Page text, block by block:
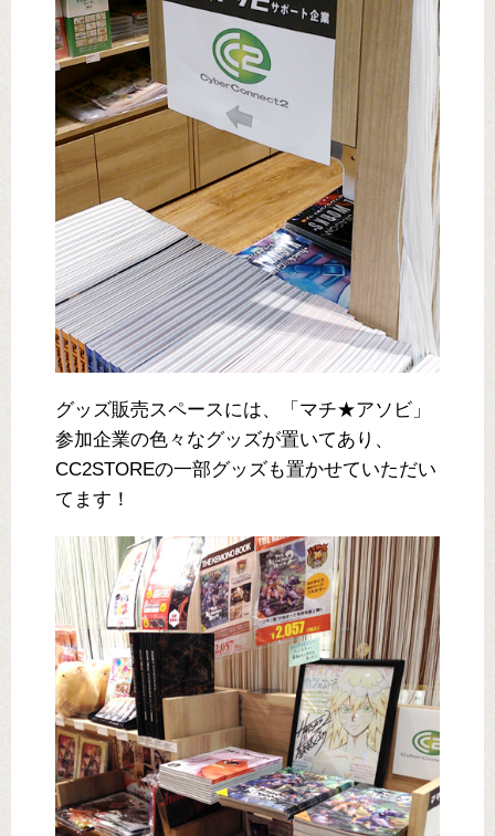
グッズ販売スペースには、「マチ★アソビ」
参加企業の色々なグッズが置いてあり、
CC2STOREの一部グッズも置かせていただい
てます！